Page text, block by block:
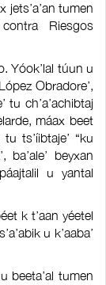
jets’a’an tumen
Riesgos
Yóok’lal túun u
Obradore’,
tu ch’a’achibtaj
máax beet
ts’íibtaje’ “ku
ba’ale’ beyxan
u yantal
k t’aan yéetel
u k’aaba’
beeta’al tumen